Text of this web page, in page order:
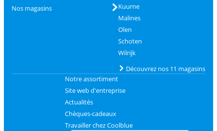
Nos magasins
Kuurne
Malines
Olen
Schoten
Wilrijk
Découvrez nos 11 magasins
Notre assortiment
Site web d'entreprise
Actualités
Chèques-cadeaux
Travailler chez Coolblue